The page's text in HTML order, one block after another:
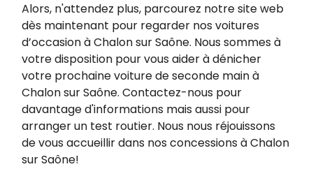
Alors, n'attendez plus, parcourez notre site web
dès maintenant pour regarder nos voitures
d’occasion à Chalon sur Saône. Nous sommes à
votre disposition pour vous aider à dénicher
votre prochaine voiture de seconde main à
Chalon sur Saône. Contactez-nous pour
davantage d'informations mais aussi pour
arranger un test routier. Nous nous réjouissons
de vous accueillir dans nos concessions à Chalon
sur Saône!